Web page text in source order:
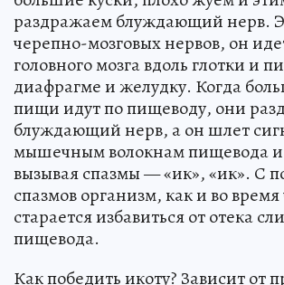
раздражаем блуждающий нерв.
черепно-мозговых нервов, он
головного мозга вдоль глотки и
диафрагме и желудку. Когда
пищи идут по пищеводу, они
блуждающий нерв, а он шлет
мышечным волокнам пищевода
вызывая спазмы — «ик», «ик». С
спазмов организм, как и во
старается избавиться от отека
пищевода.
Как победить икоту? Зависит от